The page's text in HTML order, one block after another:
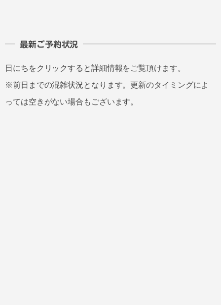
最新ご予約状況
日にちをクリックすると詳細情報をご覧頂けます。
※前日までの混雑状況となります。更新のタイミングによ
っては空きがない場合もございます。